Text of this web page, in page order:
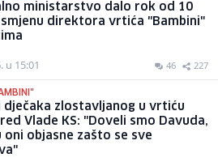
ministarstvo dalo rok od 10
smjenu direktora vrtića "Bambini"
u 15:01 46 227
dječaka zlostavljanog u vrtiću
Vlade KS: "Doveli smo Davuda,
oni objasne zašto se sve